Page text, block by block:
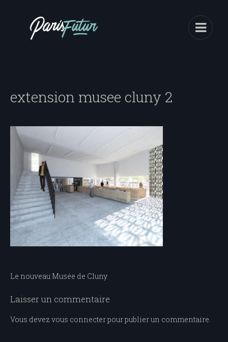
extension musee cluny 2
Navigation
de
Le nouveau Musée de Cluny
Laisser un commentaire
Vous devez vous connecterpour publier un commentaire.